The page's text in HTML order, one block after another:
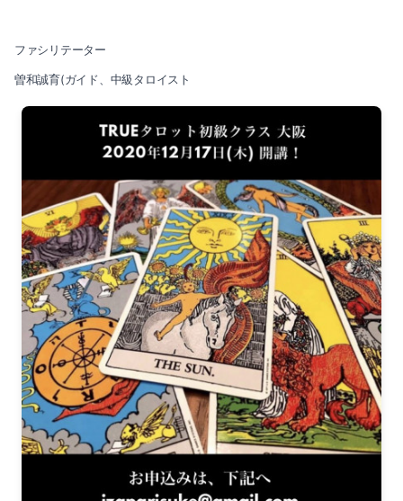
ファシリテーター
曽和誠育(ガイド、中級タロイスト